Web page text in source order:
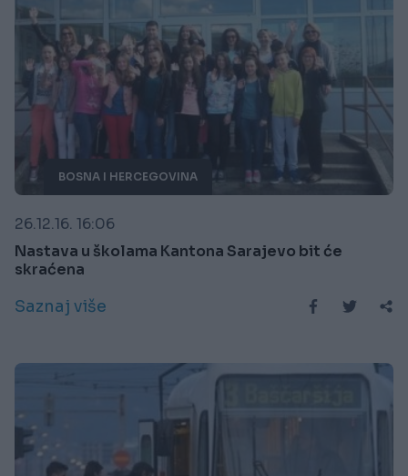
BOSNA I HERCEGOVINA
26.12.16. 16:06
Nastava u školama Kantona Sarajevo bit će
skraćena
Saznaj više